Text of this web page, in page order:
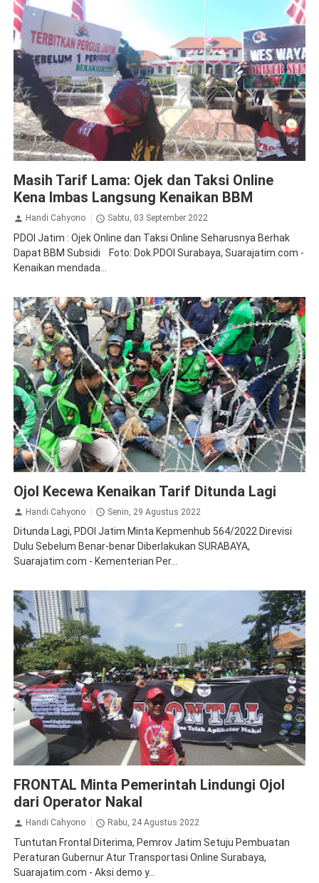
Masih Tarif Lama: Ojek dan Taksi Online
Kena Imbas Langsung Kenaikan BBM
Handi Cahyono Sabtu, 03 September 2022
PDOI Jatim : Ojek Online dan Taksi Online Seharusnya Berhak
Dapat BBM Subsidi Foto: Dok.PDOI Surabaya, Suarajatim.com -
Kenaikan mendada...
Ojol Kecewa Kenaikan Tarif Ditunda Lagi
Handi Cahyono Senin, 29 Agustus 2022
Ditunda Lagi, PDOI Jatim Minta Kepmenhub 564/2022 Direvisi
Dulu Sebelum Benar-benar Diberlakukan SURABAYA,
Suarajatim.com - Kementerian Per...
FRONTAL Minta Pemerintah Lindungi Ojol
dari Operator Nakal
Handi Cahyono Rabu, 24 Agustus 2022
Tuntutan Frontal Diterima, Pemrov Jatim Setuju Pembuatan
Peraturan Gubernur Atur Transportasi Online Surabaya,
Suarajatim.com - Aksi demo y...